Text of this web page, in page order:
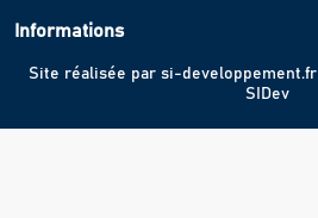
Informations
Site réalisée par si-developpement.fr
SIDev